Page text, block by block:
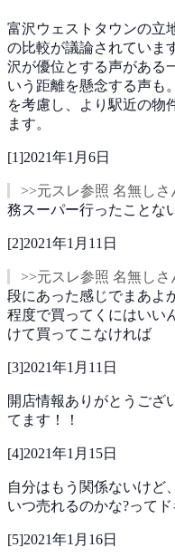
富沢ウェストタウンの立
の比較が議論されていま
沢が優位とする声がある
いう距離を懸念する声も
を考慮し、より駅近の物
ます。
[1]2021年1月6日
>>元スレ参照 名無しさ
務スーパー行ったことな
[2]2021年1月11日
>>元スレ参照 名無しさ
段にあった感じでまあよ
程度で買ってくにはいい
けて買ってこなければ
[3]2021年1月11日
開店情報ありがとうござ
てます！！
[4]2021年1月15日
自分はもう関係ないけど
いつ売れるのかな?って
[5]2021年1月16日